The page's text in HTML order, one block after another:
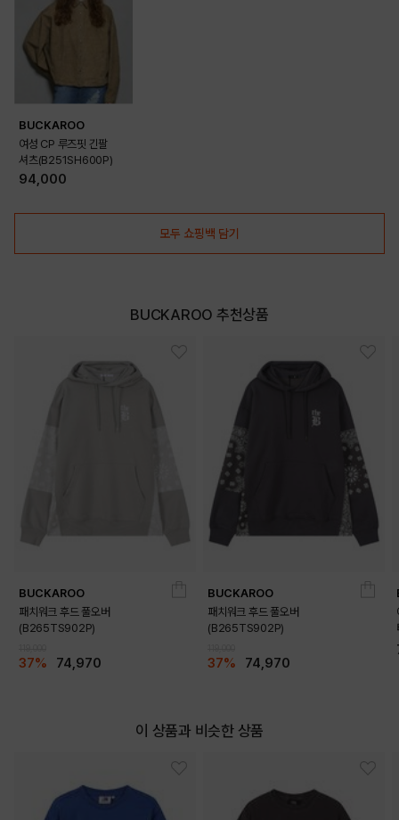
BUCKAROO
여성 CP 루즈핏 긴팔
셔츠(B251SH600P)
94,000
모두 쇼핑백 담기
BUCKAROO 추천상품
BUCKAROO
패치워크 후드 풀오버
(B265TS902P)
37% 74,970
BUCKAROO
패치워크 후드 풀오버
(B265TS902P)
37% 74,970
이 상품과 비슷한 상품